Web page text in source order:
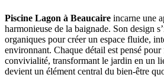
Piscine Lagon à Beaucaire incarne une
harmonieuse de la baignade. Son design
organiques pour créer un espace fluide,
environnant. Chaque détail est pensé
convivialité, transformant le jardin en un
devient un élément central du bien-être